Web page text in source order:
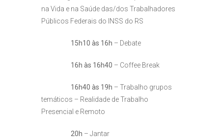
na Vida e na Saúde das/dos Trabalhadores
Públicos Federais do INSS do RS
15h10 às 16h – Debate
16h às 16h40 – Coffee Break
16h40 às 19h – Trabalho grupos
temáticos – Realidade de Trabalho
Presencial e Remoto
20h – Jantar